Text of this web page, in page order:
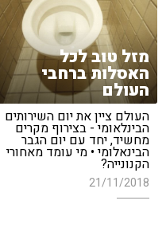
מזל טוב לכל
האסלות ברחבי
העולם
העולם ציין את יום השירותים
הבינלאומי - בצירוף מקרים
מחשיד, יחד עם יום הגבר
הבינאלומי • מי עומד מאחורי
הקנונייה?
21/11/2018